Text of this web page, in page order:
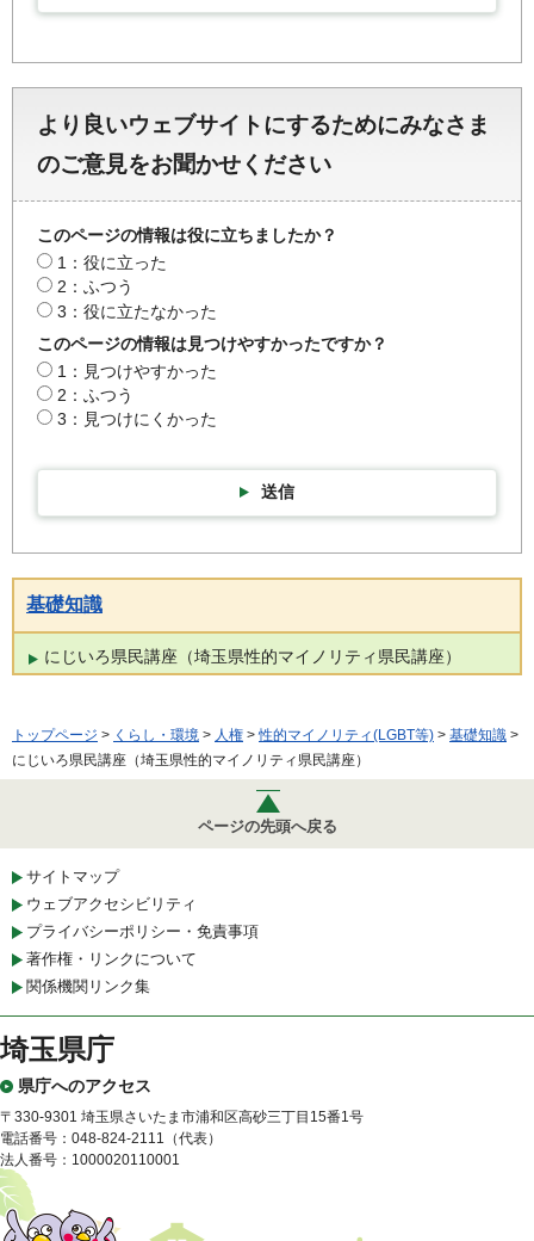
より良いウェブサイトにするためにみなさま
のご意見をお聞かせください
このページの情報は役に立ちましたか？
1：役に立った
2：ふつう
3：役に立たなかった
このページの情報は見つけやすかったですか？
1：見つけやすかった
2：ふつう
3：見つけにくかった
送信
基礎知識
にじいろ県民講座（埼玉県性的マイノリティ県民講座）
トップページ > くらし・環境 > 人権 >性的マイノリティ(LGBT等) > 基礎知識 >
にじいろ県民講座（埼玉県性的マイノリティ県民講座）
ページの先頭へ戻る
サイトマップ
ウェブアクセシビリティ
プライバシーポリシー・免責事項
著作権・リンクについて
関係機関リンク集
埼玉県庁
県庁へのアクセス
〒330-9301 埼玉県さいたま市浦和区高砂三丁目15番1号
電話番号：048-824-2111（代表）
法人番号：1000020110001